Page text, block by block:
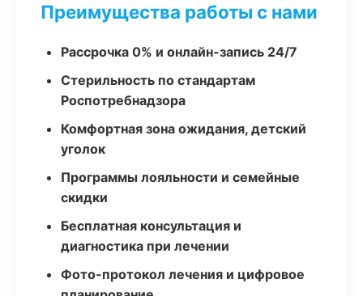
Преимущества работы с нами
Рассрочка 0% и онлайн-запись 24/7
Стерильность по стандартам
Роспотребнадзора
Комфортная зона ожидания, детский
уголок
Программы лояльности и семейные
скидки
Бесплатная консультация и
диагностика при лечении
Фото-протокол лечения и цифровое